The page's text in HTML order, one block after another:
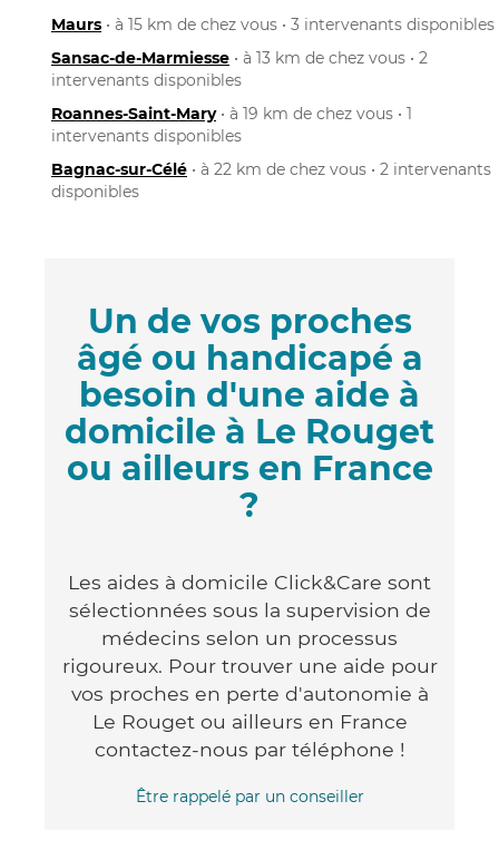
Maurs • à 15 km de chez vous • 3 intervenants disponibles
Sansac-de-Marmiesse • à 13 km de chez vous • 2
intervenants disponibles
Roannes-Saint-Mary• à 19 km de chez vous • 1
intervenants disponibles
Bagnac-sur-Célé • à 22 km de chez vous • 2 intervenants
disponibles
Un de vos proches
âgé ou handicapé a
besoin d'une aide à
domicile à Le Rouget
ou ailleurs en France
?
Les aides à domicile Click&Care sont
sélectionnées sous la supervision de
médecins selon un processus
rigoureux. Pour trouver une aide pour
vos proches en perte d'autonomie à
Le Rouget ou ailleurs en France
contactez-nous par téléphone !
Être rappelé par un conseiller